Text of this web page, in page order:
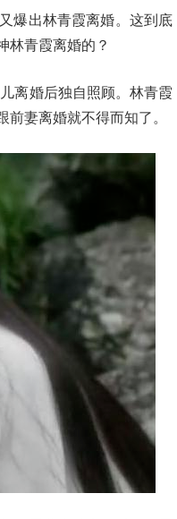
爆出林青霞离婚。这到底
林青霞离婚的？
离婚后独自照顾。林青霞
妻离婚就不得而知了。